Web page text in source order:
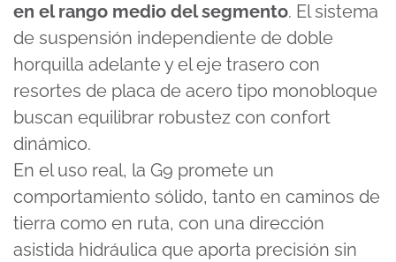
en el rango medio del segmento. El sistema
de suspensión independiente de doble
horquilla adelante y el eje trasero con
resortes de placa de acero tipo monobloque
buscan equilibrar robustez con confort
dinámico.
En el uso real, la G9 promete un
comportamiento sólido, tanto en caminos de
tierra como en ruta, con una dirección
asistida hidráulica que aporta precisión sin